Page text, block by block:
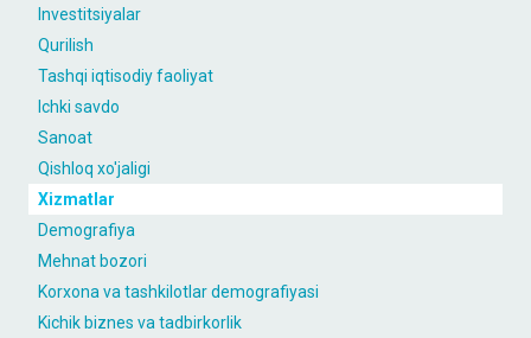
Investitsiyalar
Qurilish
Tashqi iqtisodiy faoliyat
Ichki savdo
Sanoat
Qishloq xo'jaligi
Xizmatlar
Demografiya
Mehnat bozori
Korxona va tashkilotlar demografiyasi
Kichik biznes va tadbirkorlik